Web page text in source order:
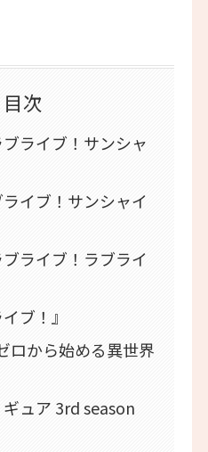
目次
ライブ！サンシャ
イブ！サンシャイ
ライブ！ラブライ
ブ！』
ロから始める異世界
ュア 3rd season